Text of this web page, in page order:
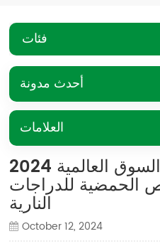
فئات
أحدث مدونة
العلامات
2024 تحليل الطلب في السوق العالمية
الحمضية للدراجات
النارية
October 12, 2024